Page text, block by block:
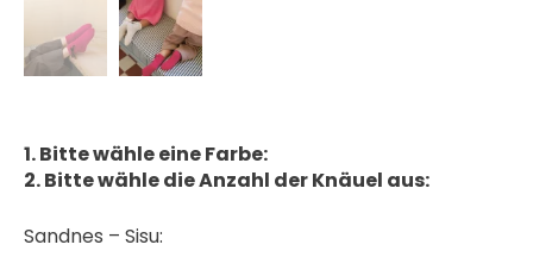
1. Bitte wähle eine Farbe:
2. Bitte wähle die Anzahl der Knäuel aus:
Sandnes – Sisu: